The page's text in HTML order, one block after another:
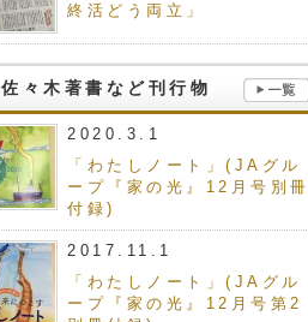
終活どう両立」
佐々木著書など刊行物
2020.3.1
「わたしノート」(JAグル
ープ『家の光』12月号別冊
付録)
2017.11.1
「わたしノート」(JAグル
ープ『家の光』12月号第2